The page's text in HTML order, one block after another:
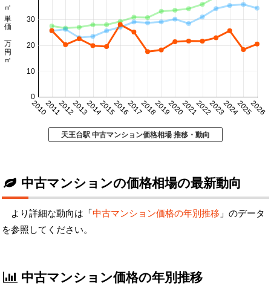
20102011201220132014201520162017201820192020202120222023202420252026
0
10
20
30
㎡単価 万円/㎡
天王台駅 中古マンション価格相場 推移・動向
中古マンションの価格相場の最新動向
より詳細な動向は「中古マンション価格の年別推移 」のデータ
を参照してください。
中古マンション価格の年別推移